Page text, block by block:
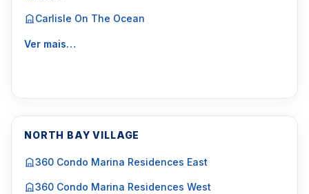
Carlisle On The Ocean
Ver mais…
NORTH BAY VILLAGE
360 Condo Marina Residences East
360 Condo Marina Residences West